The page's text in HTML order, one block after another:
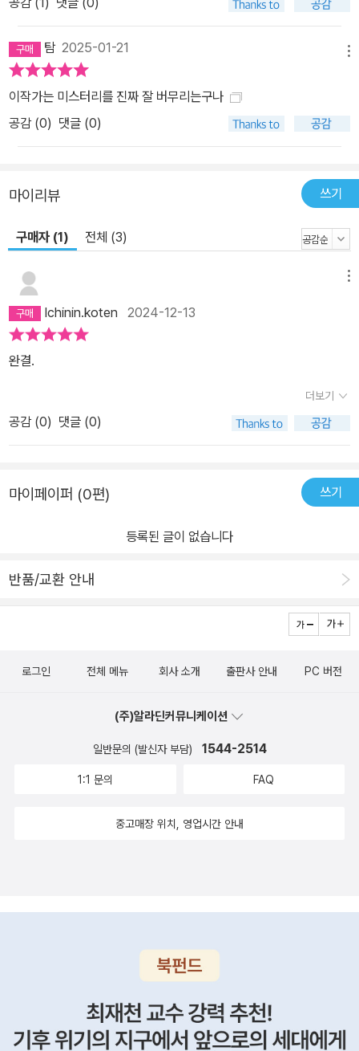
을 수 없는 관전 포인트다. ‘교활한 여우’ 고바토와 ‘음흉한 늑대’ 오사
나이는 자신들의 성격으로 인해 중학교 시절에 어떠한 실패를 겪었
고, 고등학교에 진학한 이후에는 같은 실패를 반복하지 않기 위해 서
로 호혜 관계를 약속하며‘소시민’으로서의 첫 발을 내디뎠다. (『봄철
한정 딸기 타르트 사건』) 단순한 친구 관계도 연인 관계도 아닌 채, 주
변 사람들과 마찰을 빚지 않기 위해 서로를 핑계로 이용하며 ‘눈에 띄
서 일련의 사건을 겪으며‘소시민’이라는 거짓 포장을 두르기 위해 함
께할 필요가 없음을 깨달았고, 상대에게 작별을 고했다. 그후 고바토
와 오사나이는 각자 새로운 사람과 관계를 쌓아가며 ‘소시민’다운 학
교생활을 이어가지만, 그럼에도 숨길 수 없는 자의식을 인정하고 받
아들이면서 자기 자신과 일부분 화해하고 성장했다. 그리고 서로에게
느끼는 동질감과 유대감을 역시 확인했다.(『가을철 한정 구리킨톤 사
건』) (……) 우리는 상대를 편리한 도구 정도로만 여겼다. 사람의 형상
을 하고, 사람의 말을 하고, 이따금 재미있는 이야기도 하는 편리한 도
구. 그랬는데 지금은 조금 다르다는 생각이 든다. 아마 우리는 서로를,
철 한정 봉봉 쇼콜라 사건 (상)』에서 전작에서 상대의 존재를 인정하
에서 그동안 부정하고 숨기고 싶어 했던 자기 안의 자의식과도 화해
해가고 있다. 고바토는 자신의 실력에 대한 자신감과 허영심, 공명심
자신이 완전히 사라지지 않았음을 알고 있다. 반면 상대적으로 내면
의 탈을 씌우고 사회 속에서 온순하게 길들였을지언정 부정하지는 않
는 듯하다. 청소년기의 자아에 대한 과신, 특별함을 돋보이게 하고 싶
은 마음과, 그럼에도 불구하고 ‘평범하게’ 세계 속에 속하고 싶은 마음
봉 쇼콜라 사건』에서 마침내 어느 중간지대에 이르는 것처럼 보인다.
나이라는 두 청소년이 “스스로를 조금씩 받아들인 발자취”이기도 하
다. 두 사람에게 서로가 “둘도 없는 존재”가 되는 것은 시간 문제였는
‘늑대’와 ‘여우’를 받아들일 필요가 있기 때문이다. ‘소시민’ 시리즈의
만, 추후 단편집이 출간될 것으로 예상되는 만큼 머지않아 두 탐정 콤
탐2025-01-21
이작가는 미스터리를 진짜 잘 버무리는구나
공감 (0) 댓글 (0)
마이리뷰 쓰기
구매자 (1) 전체 (3)
Ichinin.koten 2024-12-13
완결.
더보기
공감 (0) 댓글 (0)
마이페이퍼 (0편) 쓰기
등록된 글이 없습니다
반품/교환 안내
로그인 전체 메뉴 회사 소개 출판사 안내 PC 버전
(주)알라딘커뮤니케이션
일반문의 (발신자 부담) 1544-2514
1:1 문의 FAQ
중고매장 위치, 영업시간 안내